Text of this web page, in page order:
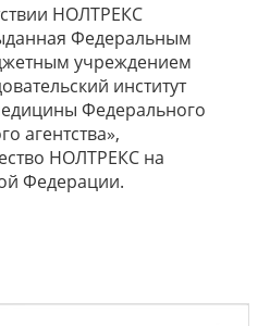
НОЛТРЕКС
Федеральным
учреждением
институт
Федерального
агентства»,
НОЛТРЕКС на
Федерации.